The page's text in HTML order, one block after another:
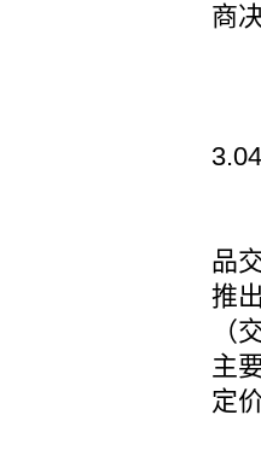
商
对
美
品
推
（
主
定价